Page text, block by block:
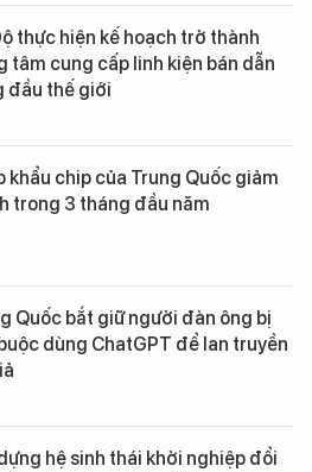
thực hiện kế hoạch trở thành
tâm cung cấp linh kiện bán dẫn
đầu thế giới
khẩu chip của Trung Quốc giảm
trong 3 tháng đầu năm
Quốc bắt giữ người đàn ông bị
dùng ChatGPT để lan truyền
hệ sinh thái khởi nghiệp đổi